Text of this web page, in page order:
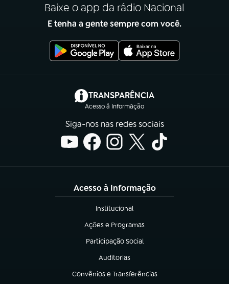
Baixe o app da rádio Nacional
E tenha a gente sempre com você.
TRANSPARÊNCIA
Acesso à Informação
(abre em nova aba)
Siga-nos nas redes sociais
Acesso à Informação
Institucional
(abre em nova aba)
Ações e Programas
(abre em nova aba)
Participação Social
(abre em nova aba)
Auditorias
(abre em nova aba)
Convênios e Transferências
(abre em nova aba)